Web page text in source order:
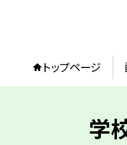
トップページ
学